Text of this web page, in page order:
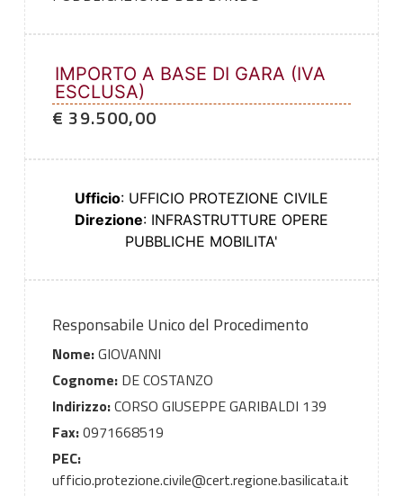
IMPORTO A BASE DI GARA (IVA
ESCLUSA)
€ 39.500,00
Ufficio: UFFICIO PROTEZIONE CIVILE
Direzione: INFRASTRUTTURE OPERE
PUBBLICHE MOBILITA'
Responsabile Unico del Procedimento
Nome:GIOVANNI
Cognome:DE COSTANZO
Indirizzo:CORSO GIUSEPPE GARIBALDI 139
Fax:0971668519
PEC:
ufficio.protezione.civile@cert.regione.basilicata.it